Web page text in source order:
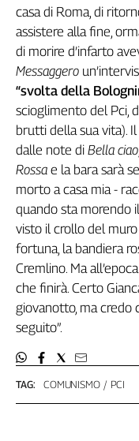
Cerca
Contatti
La
redazione
Newsletter
Social
TAG: COMUNISMO PCI
casa di Roma, di
assistere alla fine,
di morire d’infarto
Messaggero
“svolta della
scioglimento del Pci,
brutti della sua vita).
dalle note di Bella ciao
Rossa e la bara sarà
morto a casa mia -
quando sta morendo
visto il crollo del
fortuna, la bandiera
Cremlino. Ma
che finirà. Certo
giovanotto, ma credo
seguito”.